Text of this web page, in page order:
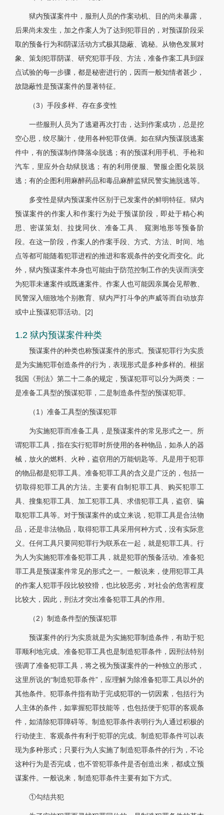
狱内预谋案件中，服刑人员的作案动机、目的尚未暴露，
后果尚未发生，加之作案人为了达到犯罪目的，对预谋阶段采
取的预备行为和阴谋活动方式极其隐蔽、诡秘。从物色发展对
象、策划犯罪阴谋、研究犯罪手段、方法，准备作案工具到踩
点试验的每一步骤，都是秘密进行的，因而一般知情者甚少，
故隐蔽性是预谋案件的显著特征。
（3）手段多样、存在多变性
一些服刑人员为了逃避再次打击，达到作案成功，总是挖
空心思，绞尽脑汁，使用各种犯罪伎俩。如在狱内预谋脱逃案
件中，有的预谋制作降落伞脱逃；有的预谋利用手机、手枪和
汽车，里应外合劫狱脱逃；有的利用便服、警服企图化装脱
逃；有的企图利用麻醉药品和毒品麻醉监狱民警实施脱逃等。
多变性是狱内预谋案件区别于已发案件的鲜明特征。狱内
预谋案件的作案人和作案行为处于预谋阶段，即处于精心构
思、密谋策划、拉拢同伙、准备工具、 窥测地形等预备阶
段。在这一阶段，作案人的作案手段、方式、方法、时间、地
点等都可能随着犯罪进程的推进和客观条件的变化而变化。此
外，狱内预谋案件本身也可能由于防范控制工作的失误而演变
为犯罪未遂案件或既遂案件。作案人也可能因亲属会见帮教、
民警深入细致地个别教育、狱内严打斗争的声威等而自动放弃
或中止预谋犯罪活动。 [2]
1.2 狱内预谋案件种类
预谋案件的种类也称预谋案件的形式。预谋犯罪行为实质
是为实施犯罪创造条件的行为，表现形式是多种多样的。根据
我国《刑法》第二十二条的规定，预谋犯罪可以分为两类：一
是准备工具型的预谋犯罪，二是制造条件型的预谋犯罪。
（1）准备工具型的预谋犯罪
为实施犯罪而准备工具，是预谋案件的常见形式之一。所
谓犯罪工具，指在实行犯罪时所使用的各种物品，如杀人的器
械，放火的燃料、火种，盗窃用的万能钥匙等。凡是用于犯罪
的物品都是犯罪工具。准备犯罪工具的含义是广泛的，包括一
切取得犯罪工具的方法。主要有自制犯罪工具、购买犯罪工
具、搜集犯罪工具、加工犯罪工具、求借犯罪工具，盗窃、骗
取犯罪工具等。对于预谋案件的成立来说，犯罪工具是合法物
品，还是非法物品，取得犯罪工具采用何种方式，没有实际意
义。任何工具只要同犯罪行为联系在一起，就是犯罪工具。行
为人为实施犯罪准备犯罪工具，就是犯罪的预备活动。准备犯
罪工具是预谋案件常见的形式之一。一般说来，使用犯罪工具
的作案人犯罪手段比较狡猾，也比较恶劣，对社会的危害程度
比较大，因此，刑法才突出准备犯罪工具的作用。
（2）制造条件型的预谋犯罪
预谋案件的行为实质就是为实施犯罪制造条件，有助于犯
罪顺利地完成。准备犯罪工具也是制造犯罪条件，因刑法特别
强调了准备犯罪工具，将之视为预谋案件的一种独立的形式，
这里所说的“制造犯罪条件”，应理解为除准备犯罪工具以外的
其他条件。犯罪条件指有助于完成犯罪的一切因素，包括行为
人主体的条件，如掌握犯罪技能等，也包括便于犯罪的客观条
件，如清除犯罪障碍等。制造犯罪条件表明行为人通过积极的
行动使主、客观条件有利于犯罪的完成。制造犯罪条件可以表
现为多种形式；只要行为人实施了制造犯罪条件的行为，不论
这种行为是否完成，也不管犯罪条件是否创造出来，都成立预
谋案件。一般说来，制造犯罪条件主要有如下方式。
①勾结共犯